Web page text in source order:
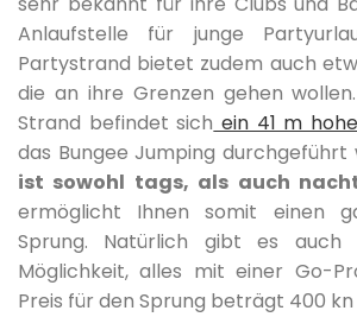
Anlaufstelle für junge
Partystrand bietet zudem auch
die an ihre Grenzen gehen
Strand befindet sich ein 41 m
das Bungee Jumping durchgeführt
ist sowohl tags, als auch
ermöglicht Ihnen somit einen
Sprung. Natürlich gibt es auch
Möglichkeit, alles mit einer Go-
Preis für den Sprung beträgt 400